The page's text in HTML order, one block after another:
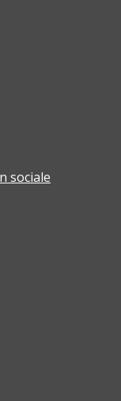
sociale